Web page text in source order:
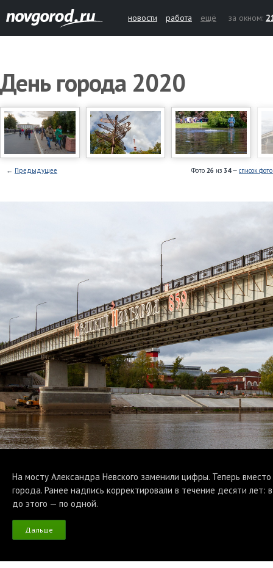
новости работа ещё за окном:
День города 2020
Фото 26 из 34— список
← Предыдущее
На мосту Александра Невского заменили цифры. Теперь
города. Ранее надпись корректировали в течение десяти
до этого — по одной.
Дальше